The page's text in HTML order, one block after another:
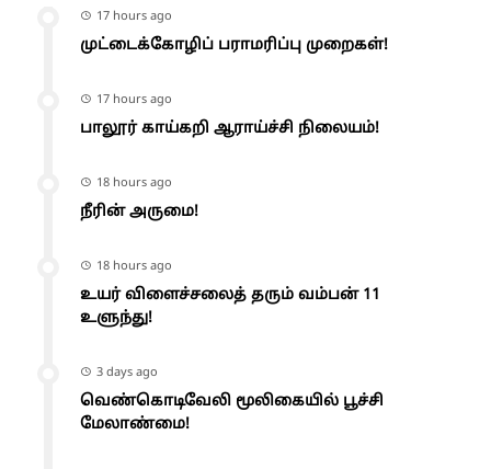
17 hours ago
முட்டைக்கோழிப் பராமரிப்பு முறைகள்!
17 hours ago
பாலூர் காய்கறி ஆராய்ச்சி நிலையம்!
18 hours ago
நீரின் அருமை!
18 hours ago
உயர் விளைச்சலைத் தரும் வம்பன் 11
உளுந்து!
3 days ago
வெண்கொடிவேலி மூலிகையில் பூச்சி
மேலாண்மை!